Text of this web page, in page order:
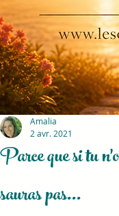
Parce que si tu
sauras pas...
Amalia
2 avr. 2021